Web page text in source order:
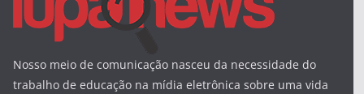
Nosso meio de comunicação nasceu da necessidade do
trabalho de educação na mídia eletrônica sobre uma vida